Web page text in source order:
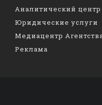
Аналитический центр
Юридические услуги
Медиацентр
Реклама